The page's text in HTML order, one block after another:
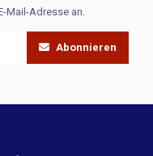
Mail-Adresse an.
Abonnieren